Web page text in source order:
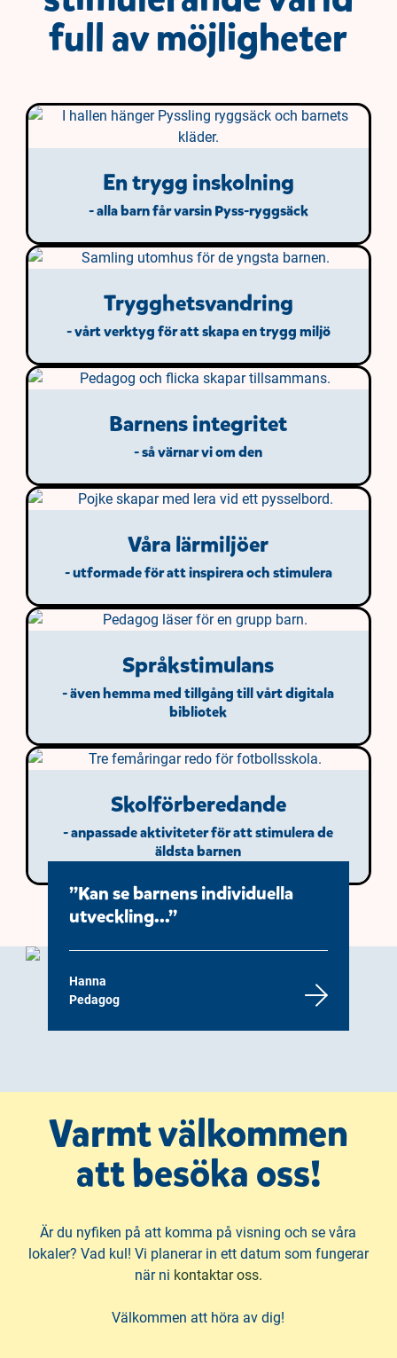
full av möjligheter
En trygg inskolning
- alla barn får varsin Pyss-ryggsäck
Trygghetsvandring
- vårt verktyg för att skapa en trygg miljö
Barnens integritet
- så värnar vi om den
Våra lärmiljöer
- utformade för att inspirera och stimulera
Språkstimulans
- även hemma med tillgång till vårt digitala
bibliotek
Skolförberedande
- anpassade aktiviteter för att stimulera de
äldsta barnen
Kan se barnens individuella
utveckling...
Hanna
Pedagog
Varmt välkommen
att besöka oss!
Är du nyfiken på att komma på visning och se våra
lokaler? Vad kul! Vi planerar in ett datum som fungerar
när ni kontaktar oss.
Välkommen att höra av dig!